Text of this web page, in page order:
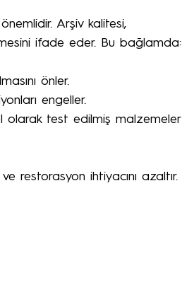
Arşiv kalitesi,
ifade eder. Bu bağlamda:
önler.
engeller.
test edilmiş malzemeler
restorasyon ihtiyacını azaltır.